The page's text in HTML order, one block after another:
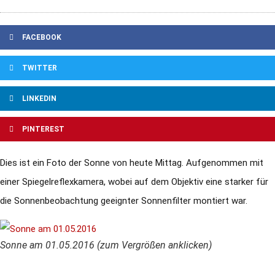
FACEBOOK
TWITTER
LINKEDIN
PINTEREST
Dies ist ein Foto der Sonne von heute Mittag. Aufgenommen mit
einer Spiegelreflexkamera, wobei auf dem Objektiv eine starker für
die Sonnenbeobachtung geeignter Sonnenfilter montiert war.
Sonne am 01.05.2016 (zum Vergrößen anklicken)